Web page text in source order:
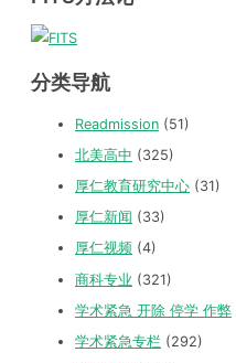
分类导航
Readmission (51)
北美高中 (325)
厚仁教育研究中心 (31)
厚仁新闻 (33)
厚仁视频 (4)
商科专业 (321)
学术紧急 开除 停学 作弊
学术紧急专栏 (292)